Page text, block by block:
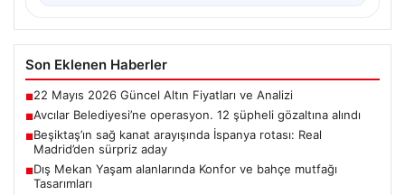
Son Eklenen Haberler
■22 Mayıs 2026 Güncel Altın Fiyatları ve Analizi
■Avcılar Belediyesi’ne operasyon. 12 şüpheli gözaltına alındı
■Beşiktaş’ın sağ kanat arayışında İspanya rotası: Real
Madrid’den sürpriz aday
■Dış Mekan Yaşam alanlarında Konfor ve bahçe mutfağı
Tasarımları